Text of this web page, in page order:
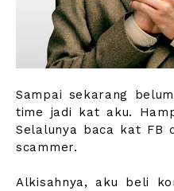
Sampai sekarang
time jadi kat aku.
Selalunya baca kat FB
scammer.
Alkisahnya, aku beli